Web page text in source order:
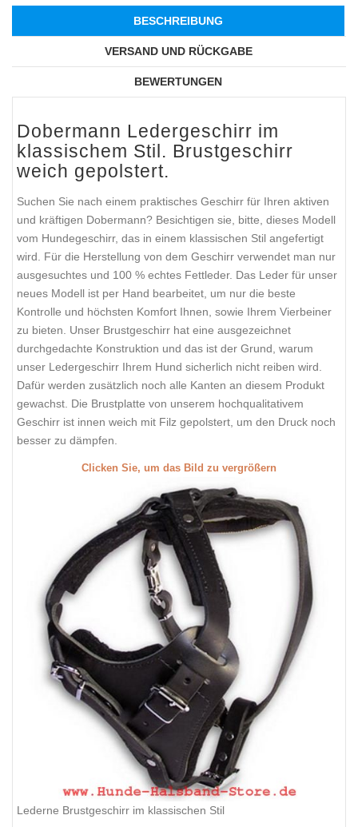
BESCHREIBUNG
VERSAND UND RÜCKGABE
BEWERTUNGEN
Dobermann Ledergeschirr im
klassischem Stil. Brustgeschirr
weich gepolstert.
Suchen Sie nach einem praktisches Geschirr für Ihren aktiven
und kräftigen Dobermann? Besichtigen sie, bitte, dieses Modell
vom Hundegeschirr, das in einem klassischen Stil angefertigt
wird. Für die Herstellung von dem Geschirr verwendet man nur
ausgesuchtes und 100 % echtes Fettleder. Das Leder für unser
neues Modell ist per Hand bearbeitet, um nur die beste
Kontrolle und höchsten Komfort Ihnen, sowie Ihrem Vierbeiner
zu bieten. Unser Brustgeschirr hat eine ausgezeichnet
durchgedachte Konstruktion und das ist der Grund, warum
unser Ledergeschirr Ihrem Hund sicherlich nicht reiben wird.
Dafür werden zusätzlich noch alle Kanten an diesem Produkt
gewachst. Die Brustplatte von unserem hochqualitativem
Geschirr ist innen weich mit Filz gepolstert, um den Druck noch
besser zu dämpfen.
Clicken Sie, um das Bild zu vergrößern
Lederne Brustgeschirr im klassischen Stil